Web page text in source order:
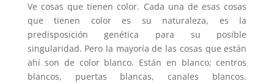
Ve cosas que tienen color. Cada una de esas cosas
que tienen color es su naturaleza, es la
predisposición genética para su posible
singularidad. Pero la mayoría de las cosas que están
ahí son de color blanco. Están en blanco; centros
blancos, puertas blancas, canales blancos.